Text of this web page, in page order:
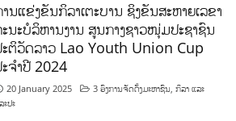
ນແຂ່ງຂັນກິລາເຕະບານ ຊິງຂັນສະຫາຍເລຂາ
ນະບໍລິຫານງານ ສູນກາງຊາວໜຸ່ມປະຊາຊົນ
ຕິວັດລາວ Lao Youth Union Cup
ຈຳປີ 2024
20 January 2025 3 ອົງການຈັດຕັ້ງມະຫາຊົນ,ກິລາ ແລະ
ະປະ